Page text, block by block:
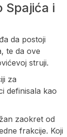
Spajića i
da postoji
te da ove
struji.
za
definisala kao
zaokret od
frakcije. Koji